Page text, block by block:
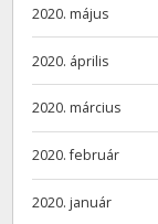
2020. május
2020. április
2020. március
2020. február
2020. január